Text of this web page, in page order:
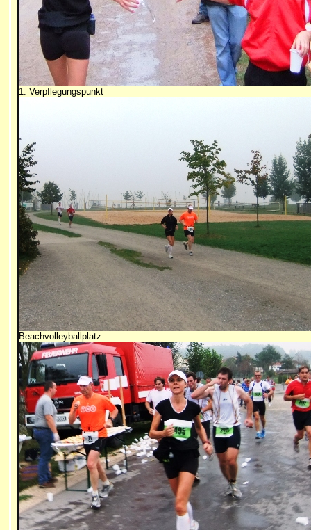
1. Verpflegungspunkt
Beachvolleyballplatz